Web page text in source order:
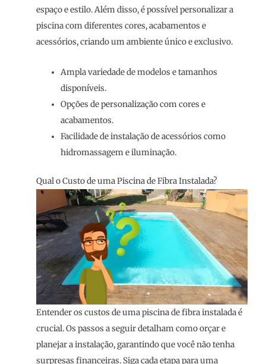
espaço e estilo. Além disso, é possível personalizar a
piscina com diferentes cores, acabamentos e
acessórios, criando um ambiente único e exclusivo.
Ampla variedade de modelos e tamanhos
disponíveis.
Opções de personalização com cores e
acabamentos.
Facilidade de instalação de acessórios como
hidromassagem e iluminação.
Qual o Custo de uma Piscina de Fibra Instalada?
Entender os custos de uma piscina de fibra instalada é
crucial. Os passos a seguir detalham como orçar e
planejar a instalação, garantindo que você não tenha
surpresas financeiras. Siga cada etapa para uma